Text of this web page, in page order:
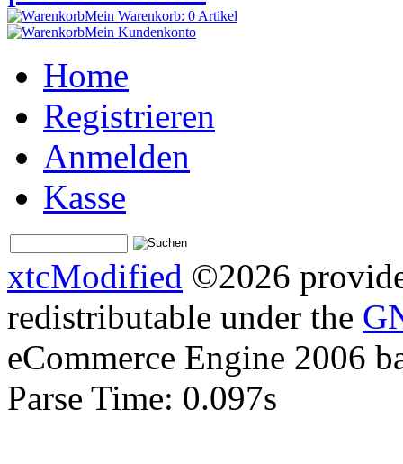
Mein Warenkorb: 0 Artikel
Mein Kundenkonto
Home
Registrieren
Anmelden
Kasse
xtcModified ©2026
redistributable under the
eCommerce Engine 2006
Parse Time: 0.097s